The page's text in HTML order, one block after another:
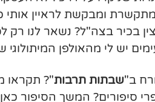
מתקשרת ומבקשת לראיין אותי
בכיר בצה"ל? נשאר לנו רק
יש לי מהאולפן
ב"שבתות תרבות"? תקראו
סיפורים? המשך הסיפור